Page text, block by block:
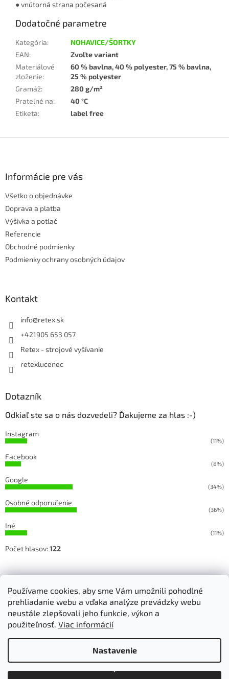
Používame cookies, aby sme Vám umožnili pohodlné
prehliadanie webu a vďaka analýze prevádzky webu
neustále zlepšovali jeho funkcie, výkon a
použiteľnosť. Viac informácií
Nastavenie
● vnútorná strana počesaná
Dodatočné parametre
Kategória:
NOHAVICE/ŠORTKY
EAN:
Zvoľte variant
Materiálové
zloženie:
60 % bavlna, 40 % polyester, 75 % bavlna,
25 % polyester
Gramáž:
280 g/m²
Prateľné na:
40 °C
Etiketa: label free
Informácie pre vás
Všetko o objednávke
Doprava a platba
Výšivka a potlač
Referencie
Obchodné podmienky
Podmienky ochrany osobných údajov
Kontakt
info@retex.sk
+421905 653 057
Retex - strojové vyšívanie
retexlucenec
Dotazník
Odkiaľ ste sa o nás dozvedeli? Ďakujeme za hlas :-)
Instagram
(11%)
Facebook
(8%)
Google
(34%)
Osobné odporučenie
(36%)
Iné
(11%)
Počet hlasov:122
RETEX, s.r.o. - strojové vyšívanie